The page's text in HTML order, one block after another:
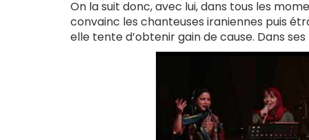
On la suit donc, avec lui, dans tous les
convainc les chanteuses iraniennes puis
elle tente d’obtenir gain de cause. Dans